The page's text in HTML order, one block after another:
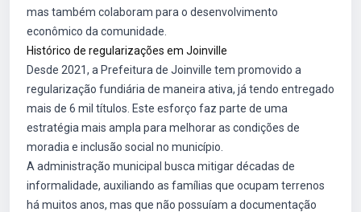
mas também colaboram para o desenvolvimento
econômico da comunidade.
Histórico de regularizações em Joinville
Desde 2021, a Prefeitura de Joinville tem promovido a
regularização fundiária de maneira ativa, já tendo entregado
mais de 6 mil títulos. Este esforço faz parte de uma
estratégia mais ampla para melhorar as condições de
moradia e inclusão social no município.
A administração municipal busca mitigar décadas de
informalidade, auxiliando as famílias que ocupam terrenos
há muitos anos, mas que não possuíam a documentação